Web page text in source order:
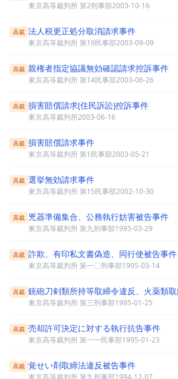
東京高等裁判所 第2刑事部2003-10-16
高裁 法人税更正処分取消請求事件
東京高等裁判所 第19民事部2003-09-09
高裁 親権者指定協議無効確認請求控訴事件
東京高等裁判所 第14民事部2003-06-26
高裁 損害賠償請求(住民訴訟)控訴事件
東京高等裁判所2003-06-16
高裁 損害賠償請求事件
東京高等裁判所 第1民事部2003-05-21
高裁 選挙無効請求事件
東京高等裁判所 第15民事部2002-10-30
高裁 兇器準備集合、公務執行妨害被告事件
東京高等裁判所 第九刑事部1995-03-29
高裁 詐欺、有印私文書偽造、同行使被告事件
東京高等裁判所 第一〇刑事部1995-03-14
高裁 銃砲刀剣類所持等取締令違反、火薬類
東京高等裁判所 第三刑事部1995-01-25
高裁 売却許可決定に対する執行抗告事件
東京高等裁判所 第一一民事部1995-01-23
高裁 覚せい剤取締法違反被告事件
東京高等裁判所 第九刑事部1994-12-07